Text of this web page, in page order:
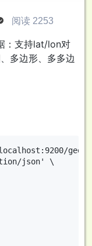
阅读 2253
：支持lat/lon对
多边形、多多边
geo'
json' \